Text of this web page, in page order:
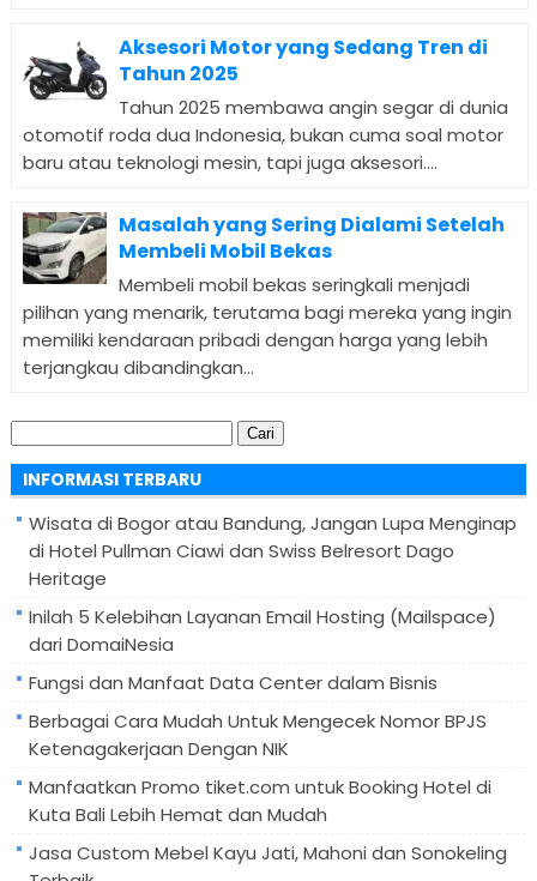
Aksesori Motor yang Sedang Tren di
Tahun 2025
Tahun 2025 membawa angin segar di dunia
otomotif roda dua Indonesia, bukan cuma soal motor
baru atau teknologi mesin, tapi juga aksesori....
Masalah yang Sering Dialami Setelah
Membeli Mobil Bekas
Membeli mobil bekas seringkali menjadi
pilihan yang menarik, terutama bagi mereka yang ingin
memiliki kendaraan pribadi dengan harga yang lebih
terjangkau dibandingkan...
Cari
untuk:
INFORMASI TERBARU
Wisata di Bogor atau Bandung, Jangan Lupa Menginap
di Hotel Pullman Ciawi dan Swiss Belresort Dago
Heritage
Inilah 5 Kelebihan Layanan Email Hosting (Mailspace)
dari DomaiNesia
Fungsi dan Manfaat Data Center dalam Bisnis
Berbagai Cara Mudah Untuk Mengecek Nomor BPJS
Ketenagakerjaan Dengan NIK
Manfaatkan Promo tiket.com untuk Booking Hotel di
Kuta Bali Lebih Hemat dan Mudah
Jasa Custom Mebel Kayu Jati, Mahoni dan Sonokeling